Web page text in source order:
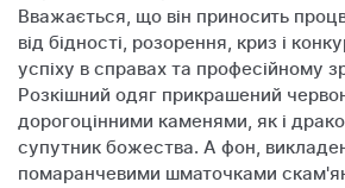
Вважається, що він приносить
від бідності, розорення, криз і
успіху в справах та професійному
Розкішний одяг прикрашений
дорогоцінними каменями, як і
супутник божества. А фон,
помаранчевими шматочками